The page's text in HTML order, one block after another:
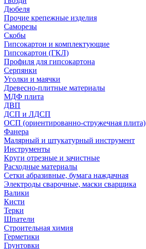
Дюбеля
Прочие крепежные изделия
Саморезы
Скобы
Гипсокартон и комплектующие
Гипсокартон (ГКЛ)
Профиля для гипсокартона
Серпянки
Уголки и маячки
Древесно-плитные материалы
МДФ плита
ДВП
ДСП и ЛДСП
ОСП (ориентированно-стружечная плита)
Фанера
Малярный и штукатурный инструмент
Инструменты
Круги отрезные и зачистные
Расходные материалы
Сетки абразивные, бумага наждачная
Электроды сварочные, маски сварщика
Валики
Кисти
Терки
Шпатели
Строительная химия
Герметики
Грунтовки